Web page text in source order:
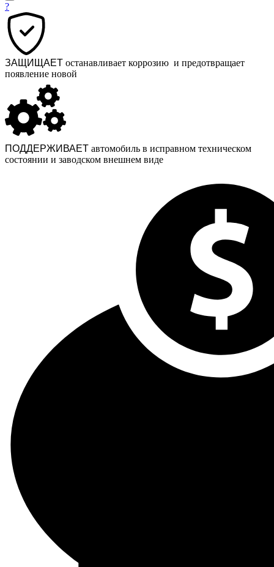
?
ЗАЩИЩАЕТ останавливает коррозию и предотвращает
появление новой
ПОДДЕРЖИВАЕТ автомобиль в исправном техническом
состоянии и заводском внешнем виде